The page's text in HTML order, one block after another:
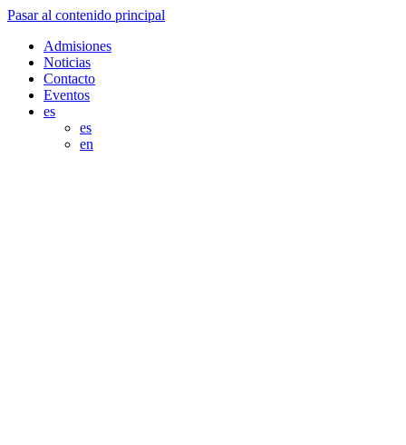
Pasar al contenido principal
Admisiones
Noticias
Contacto
Eventos
es
es
en